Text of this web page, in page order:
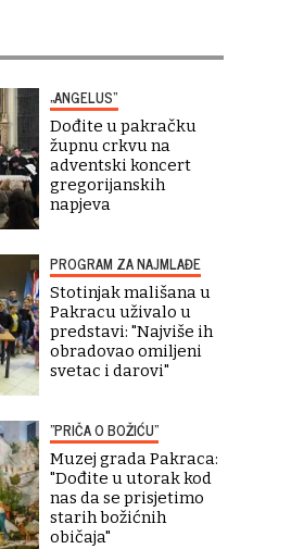
„ANGELUS“
Dođite u pakračku
župnu crkvu na
adventski koncert
gregorijanskih
napjeva
PROGRAM ZA NAJMLAĐE
Stotinjak mališana u
Pakracu uživalo u
predstavi: "Najviše ih
obradovao omiljeni
svetac i darovi"
"PRIČA O BOŽIĆU"
Muzej grada Pakraca:
"Dođite u utorak kod
nas da se prisjetimo
starih božićnih
običaja"